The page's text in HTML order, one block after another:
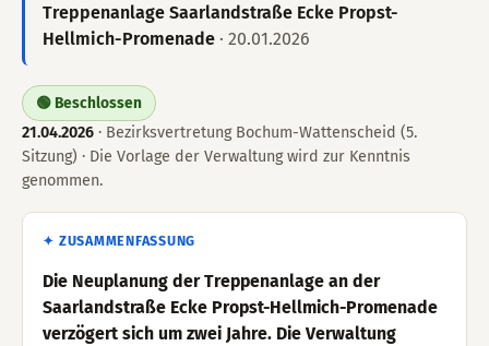
Treppenanlage Saarlandstraße Ecke Propst-
Hellmich-Promenade · 20.01.2026
🟢 Beschlossen
21.04.2026 · Bezirksvertretung Bochum-Wattenscheid (5.
Sitzung) · Die Vorlage der Verwaltung wird zur Kenntnis
genommen.
✦ ZUSAMMENFASSUNG
Die Neuplanung der Treppenanlage an der
Saarlandstraße Ecke Propst-Hellmich-Promenade
verzögert sich um zwei Jahre. Die Verwaltung